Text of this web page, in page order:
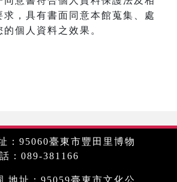
求，具有書面同意本館蒐集、處
個人資料之效果。
：95060臺東市豐田里博物
：089-381166